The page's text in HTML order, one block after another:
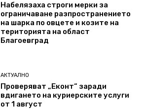
Набелязаха строги мерки за
ограничаване разпространението
на шарка по овцете и козите на
територията на област
Благоевград
АКТУАЛНО
Проверяват „Еконт“ заради
вдигането на куриерските услуги
от 1 август